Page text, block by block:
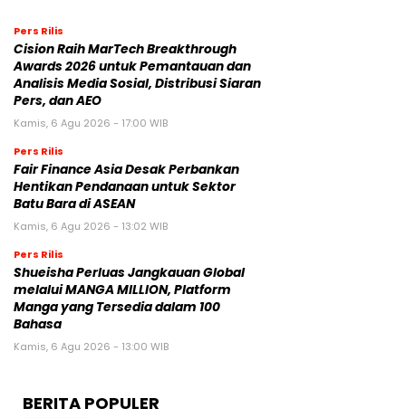
Pers Rilis
Cision Raih MarTech Breakthrough
Awards 2026 untuk Pemantauan dan
Analisis Media Sosial, Distribusi Siaran
Pers, dan AEO
Kamis, 6 Agu 2026 - 17:00 WIB
Pers Rilis
Fair Finance Asia Desak Perbankan
Hentikan Pendanaan untuk Sektor
Batu Bara di ASEAN
Kamis, 6 Agu 2026 - 13:02 WIB
Pers Rilis
Shueisha Perluas Jangkauan Global
melalui MANGA MILLION, Platform
Manga yang Tersedia dalam 100
Bahasa
Kamis, 6 Agu 2026 - 13:00 WIB
BERITA POPULER